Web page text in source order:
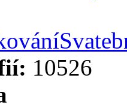
10526